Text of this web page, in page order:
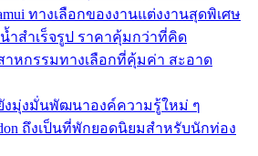
ทางเลือกของงานแต่งงานสุดพิเศษ
ำสำเร็จรูป ราคาคุ้มกว่าที่คิด
าหกรรมทางเลือกที่คุ้มค่า สะอาด
ยังมุ่งมั่นพัฒนาองค์ความรู้ใหม่ ๆ
ถึงเป็นที่พักยอดนิยมสำหรับนักท่อง